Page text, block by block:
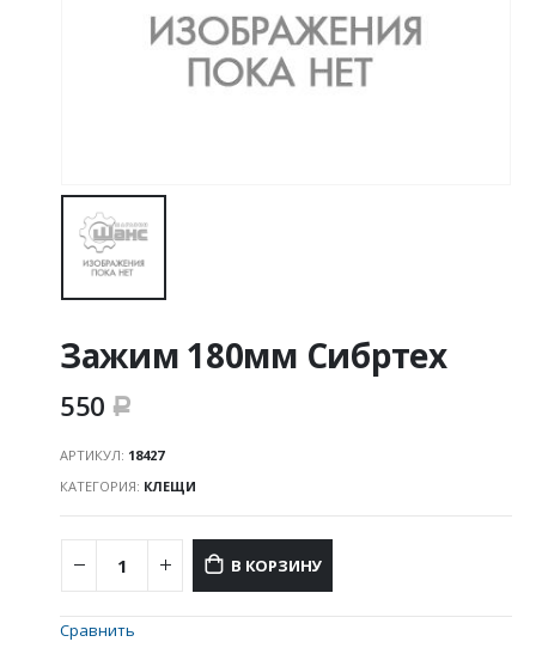
Зажим 180мм Сибртех
550 Р
АРТИКУЛ: 18427
КАТЕГОРИЯ: КЛЕЩИ
В КОРЗИНУ
Сравнить